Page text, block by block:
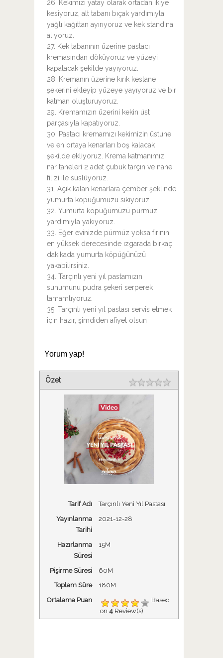
26. Kekimizi yatay olarak ortadan ikiye
kesiyoruz, alt tabanı bıçak yardımıyla
yağlı kağıttan ayırıyoruz ve kek standına
alıyoruz.
27. Kek tabanının üzerine pastacı
kremasından döküyoruz ve yüzeyi
kapatacak şekilde yayıyoruz.
28. Kremanın üzerine kırık kestane
şekerini ekleyip yüzeye yayıyoruz ve bir
katman oluşturuyoruz.
29. Kremamızın üzerini kekin üst
parçasıyla kapatıyoruz.
30. Pastacı kremamızı kekimizin üstüne
ve en ortaya kenarları boş kalacak
şekilde ekliyoruz. Krema katmanımızı
nar taneleri 2 adet çubuk tarçın ve nane
filizi ile süslüyoruz.
31. Açık kalan kenarlara çember şeklinde
yumurta köpüğümüzü sıkıyoruz.
32. Yumurta köpüğümüzü pürmüz
yardımıyla yakıyoruz.
33. Eğer evinizde pürmüz yoksa fırının
en yüksek derecesinde ızgarada birkaç
dakikada yumurta köpüğünüzü
yakabilirsiniz.
34. Tarçınlı yeni yıl pastamızın
sunumunu pudra şekeri serperek
tamamlıyoruz.
35. Tarçınlı yeni yıl pastası servis etmek
için hazır, şimdiden afiyet olsun
Yorum yap!
Özet
Tarif Adı
Tarçınlı Yeni Yıl Pastası
Yayınlanma
Tarihi
2021-12-28
Hazırlanma
Süresi
15M
Pişirme Süresi
60M
Toplam Süre
180M
Ortalama Puan
Based
on 4 Review(s)